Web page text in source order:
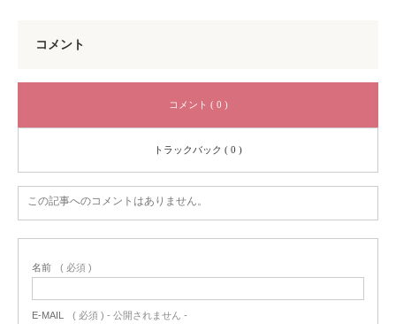
コメント
コメント ( 0 )
トラックバック ( 0 )
この記事へのコメントはありません。
名前 ( 必須 )
E-MAIL ( 必須 ) - 公開されません -